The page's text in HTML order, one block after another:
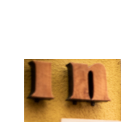
Ingrandisci
immagine